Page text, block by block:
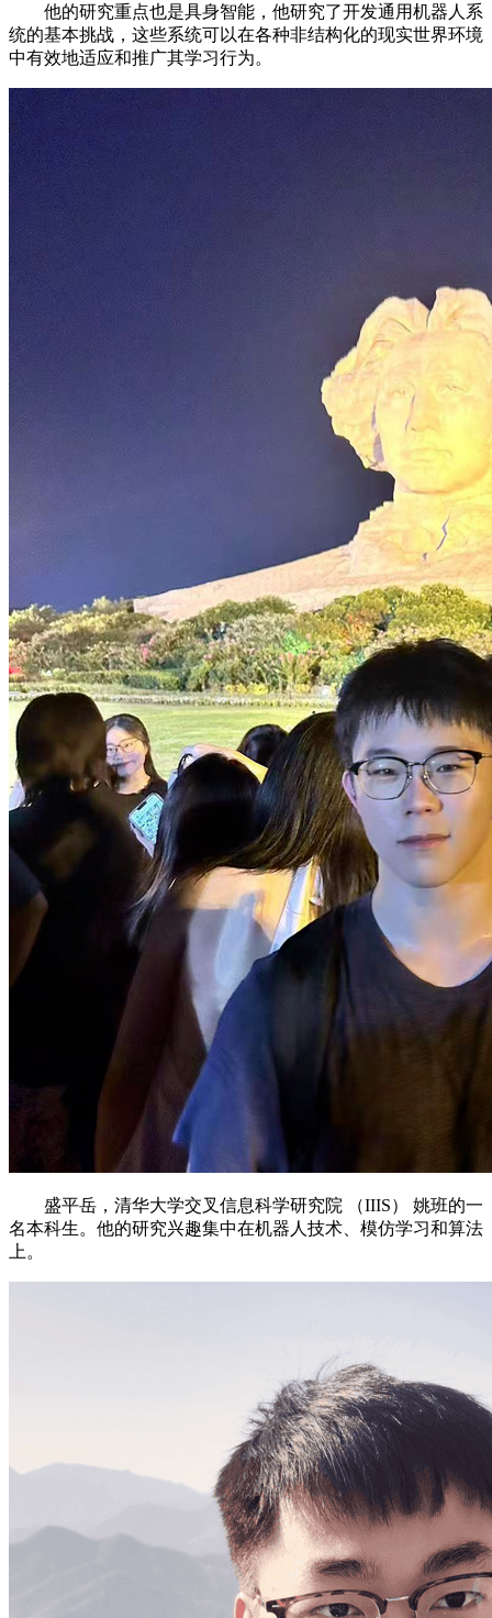
他的研究重点也是具身智能，他研究了开发通用机器人系
统的基本挑战，这些系统可以在各种非结构化的现实世界环境
中有效地适应和推广其学习行为。
盛平岳，清华大学交叉信息科学研究院 （IIIS） 姚班的一
名本科生。他的研究兴趣集中在机器人技术、模仿学习和算法
上。